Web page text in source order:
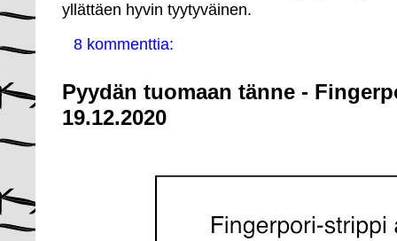
yllättäen hyvin tyytyväinen.
8 kommenttia:
Pyydän tuomaan tänne -
19.12.2020